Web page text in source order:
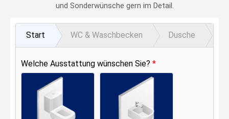
und Sonderwünsche gern im Detail.